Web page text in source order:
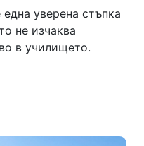
уверена стъпка
не изчаква
в училището.